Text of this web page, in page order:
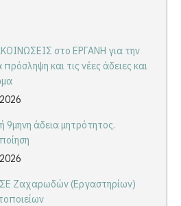
στο ΕΡΓΑΝΗ για την
πρόσληψη και τις νέες άδειες και
9μηνη άδεια μητρότητος.
Ζαχαρωδών (Εργαστηρίων)